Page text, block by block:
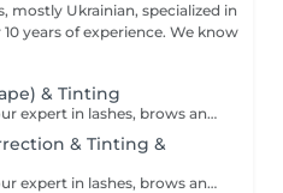
mostly Ukrainian, specialized in
of experience. We know
& Tinting
Service performed by Diana, our expert in lashes, brows and hair removal, with over 10 years of experience, ensuring precision and high-quality results.
& Tinting &
Service performed by Diana, our expert in lashes, brows and hair removal, with over 10 years of experience, ensuring precision and high-quality results.